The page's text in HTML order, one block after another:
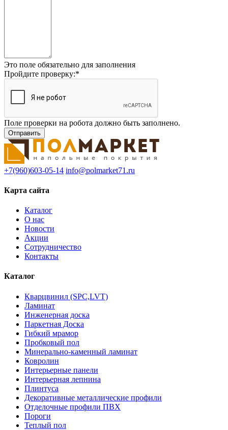
Это поле обязательно для заполнения
Пройдите проверку:*
Поле проверки на робота должно быть заполнено.
+7(960)603-05-14 info@polmarket71.ru
Карта сайта
Каталог
О нас
Новости
Акции
Сотрудничество
Контакты
Каталог
Кварцвинил (SPC,LVT)
Ламинат
Инженерная доска
Паркетная Доска
Гибкий мрамор
Пробковый пол
Минерально-каменный ламинат
Ковролин
Интерьерные панели
Интерьерная лепнина
Плинтуса
Декоративные металлические профили
Отделочные профили ПВХ
Пороги
Теплый пол